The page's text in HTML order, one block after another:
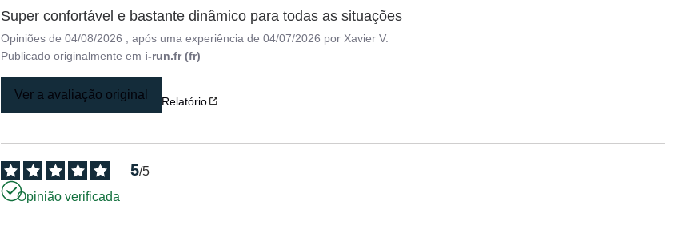
Super confortável e bastante dinâmico para todas as situações
Opiniões de04/08/2026 , após uma experiência de04/07/2026 porXavier V.
Publicado originalmente em i-run.fr (fr)
Ver a avaliação original Relatório
5/5
Opinião verificada